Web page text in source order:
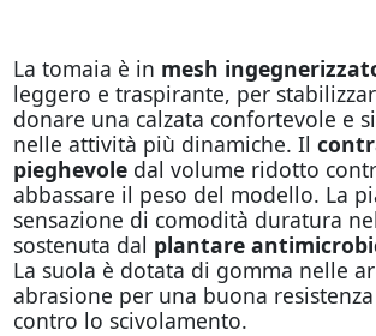
La tomaia è in mesh
leggero e traspirante, per
donare una calzata confortevole e
nelle attività più dinamiche. Il
pieghevole dal volume ridotto
abbassare il peso del modello. La
sensazione di comodità duratura
sostenuta dal plantare
La suola è dotata di gomma nelle
abrasione per una buona
contro lo scivolamento.